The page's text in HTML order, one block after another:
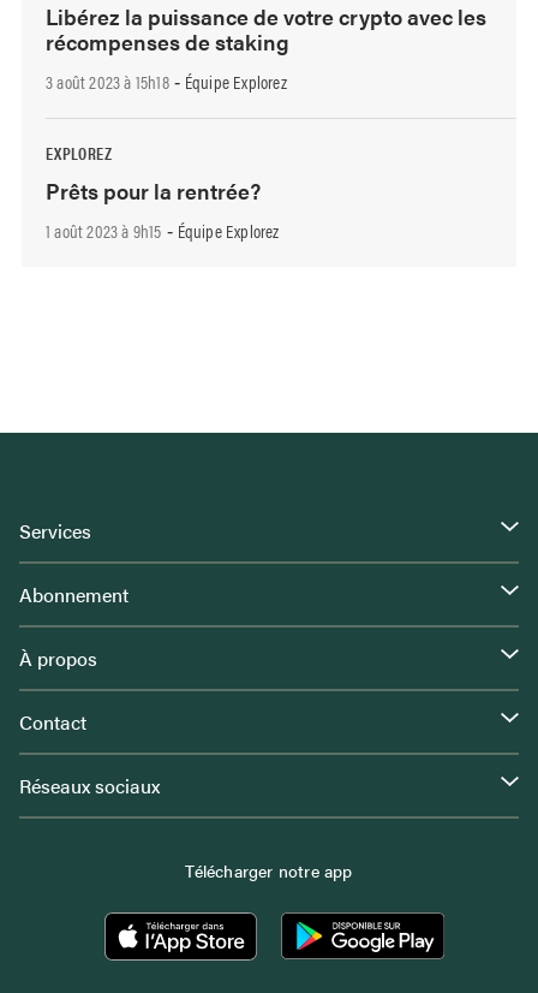
Libérez la puissance de votre crypto avec les
récompenses de staking
3 août 2023 à 15h18- Équipe Explorez
EXPLOREZ
Prêts pour la rentrée?
1 août 2023 à 9h15 - Équipe Explorez
Services
Abonnement
À propos
Contact
Réseaux sociaux
Télécharger notre app